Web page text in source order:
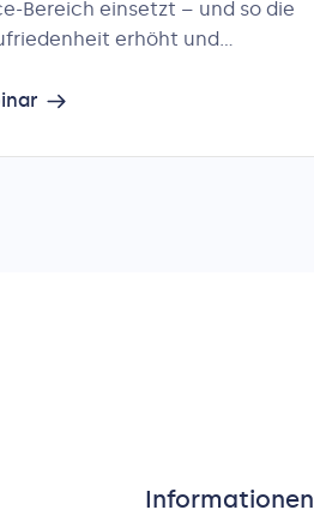
Bereich einsetzt – und so die
erhöht und
Informationen